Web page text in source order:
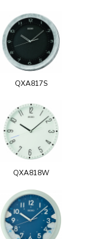
QXA817S
QXA818W